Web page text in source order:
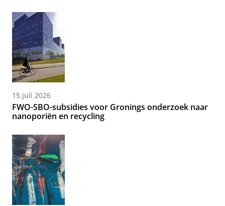
15 juli 2026
FWO-SBO-subsidies voor Gronings onderzoek naar
nanoporiën en recycling